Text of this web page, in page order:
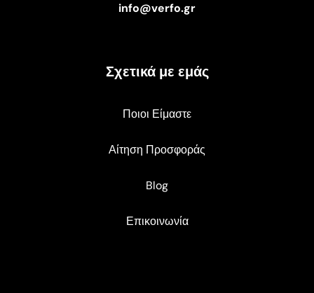
info@verfo.gr
Σχετικά με εμάς
Ποιοι Είμαστε
Αίτηση Προσφοράς
Blog
Επικοινωνία